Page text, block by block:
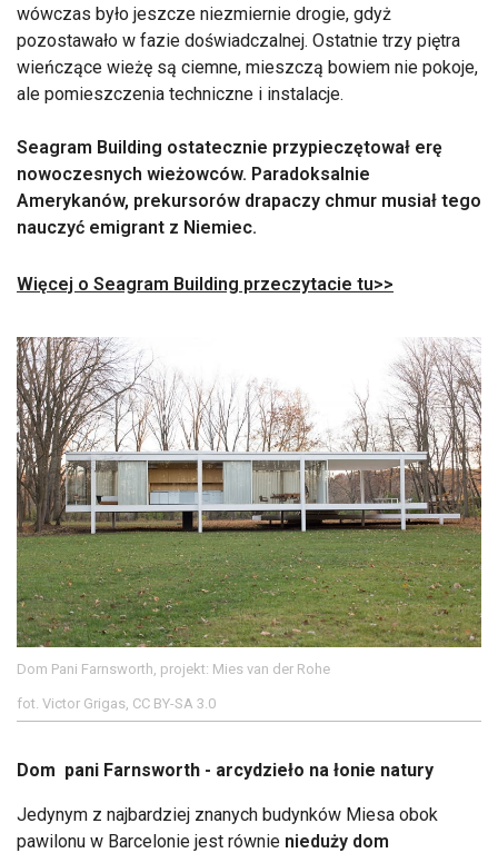
wówczas było jeszcze niezmiernie drogie, gdyż
pozostawało w fazie doświadczalnej. Ostatnie trzy piętra
wieńczące wieżę są ciemne, mieszczą bowiem nie pokoje,
ale pomieszczenia techniczne i instalacje.
Seagram Building ostatecznie przypieczętował erę
nowoczesnych wieżowców. Paradoksalnie
Amerykanów, prekursorów drapaczy chmur musiał tego
nauczyć emigrant z Niemiec.
Więcej o Seagram Building przeczytacie tu>>
Dom Pani Farnsworth, projekt: Mies van der Rohe
fot. Victor Grigas, CC BY-SA 3.0
Dom pani Farnsworth - arcydzieło na łonie natury
Jedynym z najbardziej znanych budynków Miesa obok
pawilonu w Barcelonie jest równie nieduży dom